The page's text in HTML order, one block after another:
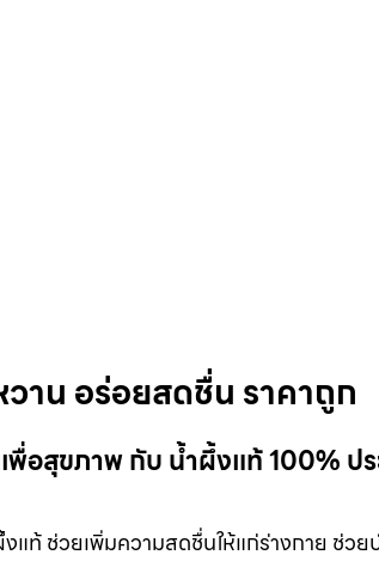
าน อร่อยสดชื่น ราคาถูก
อสุขภาพ กับ น้ำผึ้งแท้ 100% ปร
ท้ ช่วยเพิ่มความสดชื่นให้แก่ร่างกาย ช่วย